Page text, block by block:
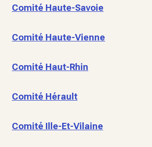
Comité Haute-Savoie
Comité Haute-Vienne
Comité Haut-Rhin
Comité Hérault
Comité Ille-Et-Vilaine